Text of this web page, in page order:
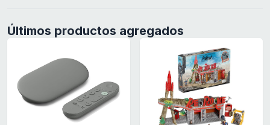
Últimos productos agregados